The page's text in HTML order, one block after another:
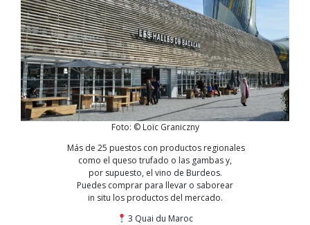
Foto: © Loïc Graniczny
Más de 25 puestos con productos regionales
como el queso trufado o las gambas y,
por supuesto, el vino de Burdeos.
Puedes comprar para llevar o saborear
in situ los productos del mercado.
3 Quai du Maroc